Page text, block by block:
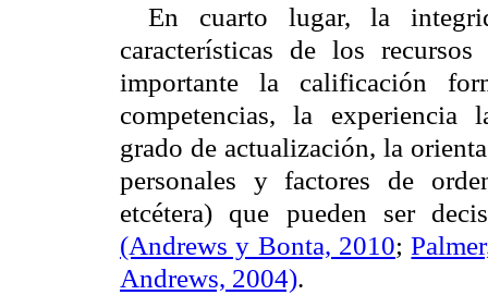
En cuarto lugar, la
características de los
importante la calificación
competencias, la experiencia
grado de actualización, la
personales y factores de
etcétera) que pueden ser
(Andrews y Bonta, 2010;
Andrews, 2004).